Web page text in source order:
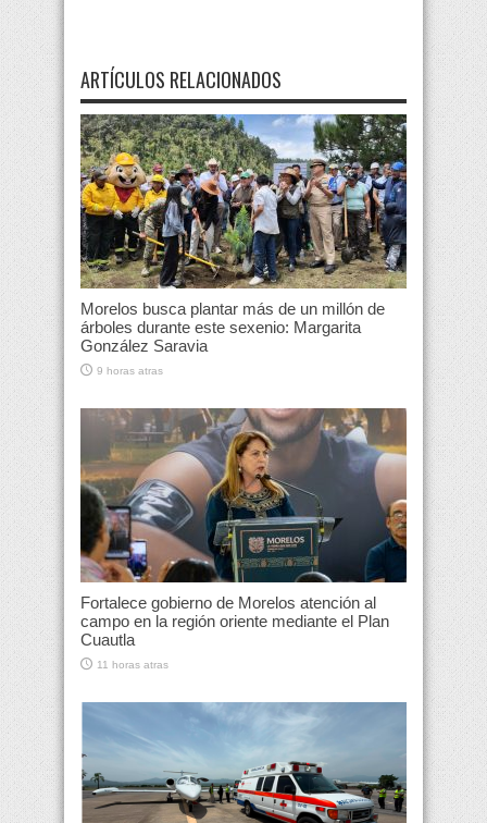
ARTÍCULOS RELACIONADOS
Morelos busca plantar más de un millón de
árboles durante este sexenio: Margarita
González Saravia
9 horas atras
Fortalece gobierno de Morelos atención al
campo en la región oriente mediante el Plan
Cuautla
11 horas atras